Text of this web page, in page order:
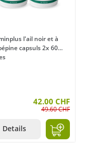
l'ail noir et à
capsuls 2x 60
42.00 CHF
49.60 CHF
Details